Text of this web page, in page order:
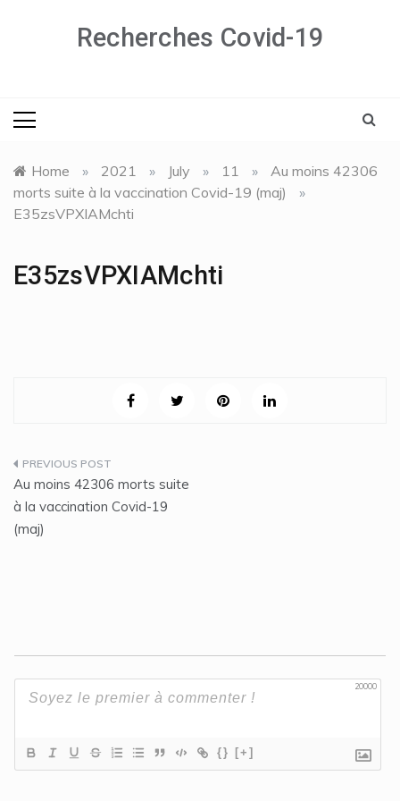
Recherches Covid-19
Home » 2021 » July » 11 »
Au moins 42306
morts suite à la vaccination Covid-19 (maj)
»
E35zsVPXIAMchti
E35zsVPXIAMchti
Post
navigation
Au moins 42306 morts suite
à la vaccination Covid-19
(maj)
20000
{} [+]